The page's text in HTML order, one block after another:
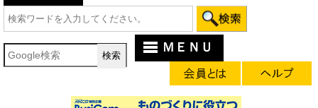
ＭＥＮＵ